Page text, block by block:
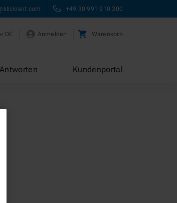
+49 30 991 910 300
DE Anmelden Warenkorb
Kundenportal